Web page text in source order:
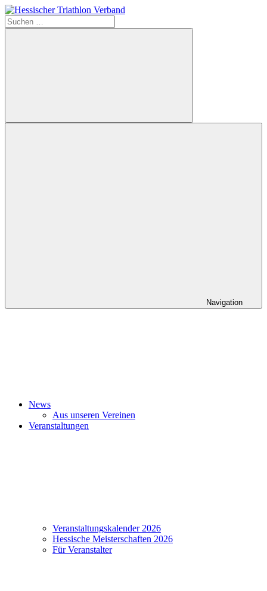
Zum
Inhalt
springen
Hessischer
Suchen
nach:
Suchen
Navigation
News
Aus unseren Vereinen
Veranstaltungen
Veranstaltungskalender 2026
Hessische Meisterschaften 2026
Für Veranstalter